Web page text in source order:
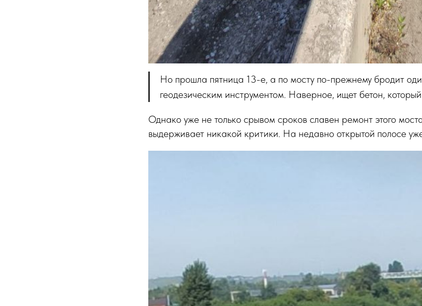
Но прошла пятница 13-е, а по мосту по-прежнему бродит
геодезическим инструментом. Наверное, ищет бетон,
Однако уже не только срывом сроков славен ремонт этого
выдерживает никакой критики. На недавно открытой полосе